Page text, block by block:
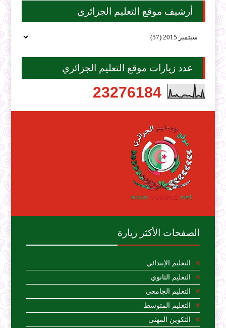
أرشيف موقع التعليم الجزائري
عدد زيارات موقع التعليم الجزائري
23276184
الصفحات الأكثر زيارة
التعليم الإبتدائي
التعليم الثانوي
التعليم الجامعي
التعليم المتوسط
التكوين المهني